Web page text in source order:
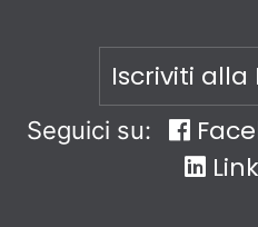
Iscriviti alla
Seguici su: